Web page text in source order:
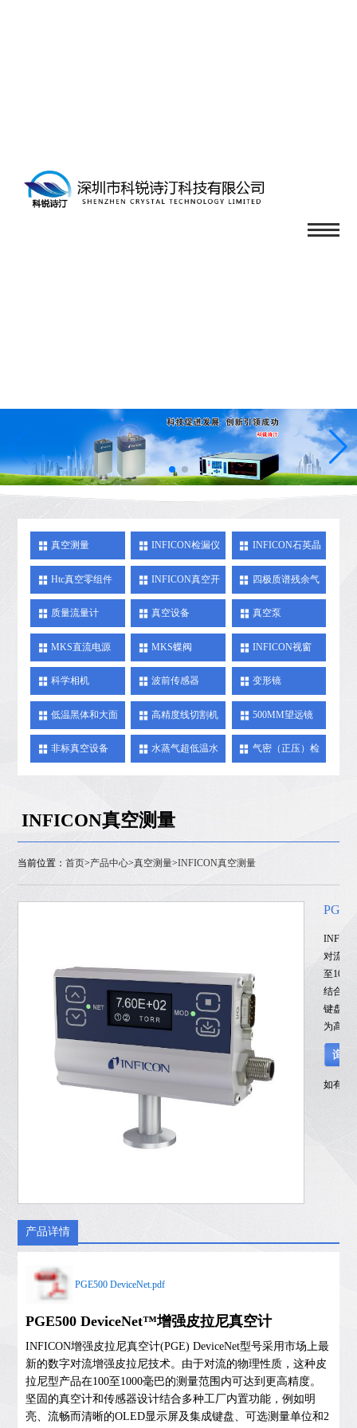
真空测量 INFICON检漏仪 INFICON石英晶
体膜厚仪
Htc真空零组件 INFICON真空开
关及真空馈入件
四极质谱残余气
体分析仪
质量流量计 真空设备 真空泵
MKS直流电源 MKS蝶阀 INFICON视窗
科学相机 波前传感器 变形镜
低温黑体和大面
源黑体
高精度线切割机 500MM望远镜
非标真空设备 水蒸气超低温水
阱及冷媒
气密（正压）检
INFICON真空测量
当前位置：首页>产品中心>真空测量>INFICON真空测量
对流增
至1000
结合多
键盘、
为高价
如有疑
产品详情
PGE500 DeviceNet.pdf
PGE500 DeviceNet™增强皮拉尼真空计
INFICON增强皮拉尼真空计(PGE) DeviceNet型号采用市场上最
新的数字对流增强皮拉尼技术。由于对流的物理性质，这种皮
拉尼型产品在100至1000毫巴的测量范围内可达到更高精度。
坚固的真空计和传感器设计结合多种工厂内置功能，例如明
亮、流畅而清晰的OLED显示屏及集成键盘、可选测量单位和2